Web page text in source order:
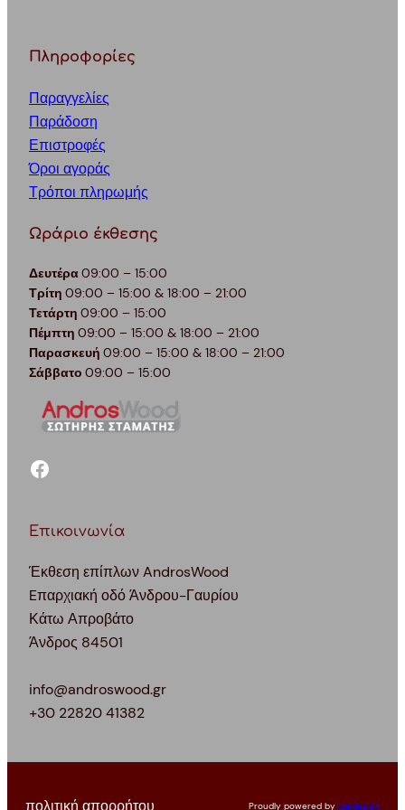
Πληροφορίες
Παραγγελίες
Παράδοση
Επιστροφές
Όροι αγοράς
Τρόποι πληρωμής
Ωράριο έκθεσης
Δευτέρα09:00 – 15:00
Τρίτη 09:00 – 15:00 & 18:00 – 21:00
Τετάρτη 09:00 – 15:00
Πέμπτη 09:00 – 15:00 & 18:00 – 21:00
Παρασκευή 09:00 – 15:00 & 18:00 – 21:00
Σάββατο 09:00 – 15:00
facebook
Επικοινωνία
Έκθεση επίπλων AndrosWood
Eπαρχιακή οδό Άνδρου-Γαυρίου
Κάτω Απροβάτο
Άνδρος 84501
info@androswood.gr
+30 22820 41382
πολιτική απορρήτου Proudly powered by datdesign